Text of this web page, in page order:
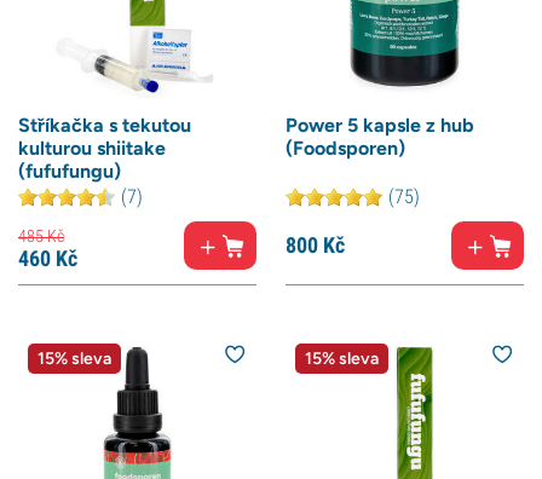
Stříkačka s tekutou
kulturou shiitake
(fufufungu)
(7)
485Kč
460 Kč
Power 5 kapsle z hub
(Foodsporen)
(75)
800 Kč
15% sleva 15% sleva